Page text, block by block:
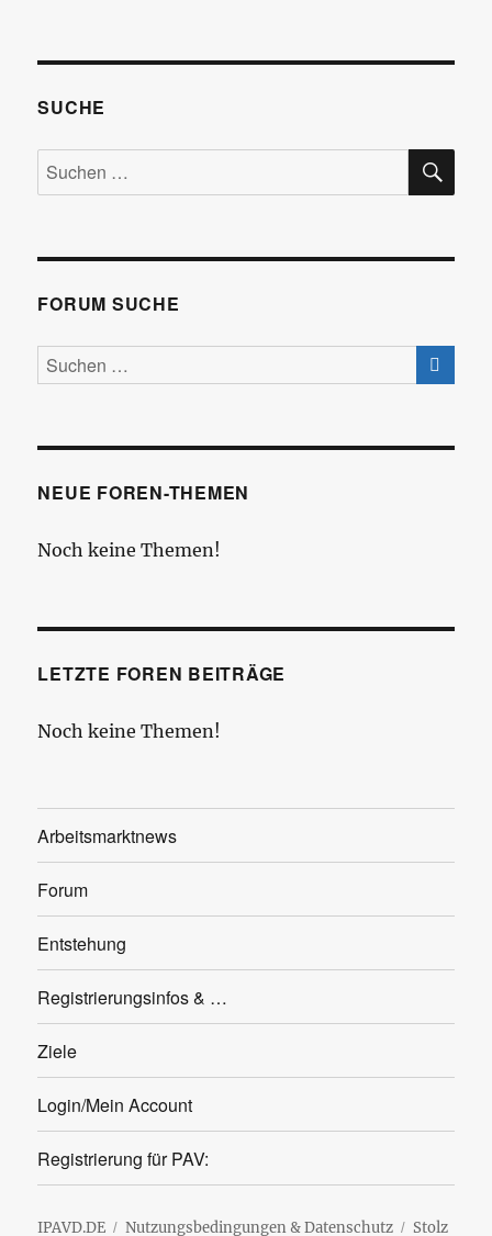
SUCHE
Suchen
nach:
FORUM SUCHE
NEUE FOREN-THEMEN
Noch keine Themen!
LETZTE FOREN BEITRÄGE
Noch keine Themen!
Arbeitsmarktnews
Forum
Entstehung
Registrierungsinfos & …
Ziele
Login/Mein Account
Registrierung für PAV:
IPAVD.DE Nutzungsbedingungen & Datenschutz Stolz